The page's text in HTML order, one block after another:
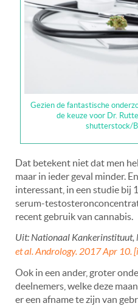
Gezien de fantastische
de keuze voor Dr.
shutterstock/
Dat betekent niet dat men
maar in ieder geval minder.
interessant, in een studie bij
serum-
recent gebruik van cannabis.
Uit: Nationaal Kankerinstituut,
et al. Andrology. 2017 Apr 10.
Ook in een ander, groter
deelnemers, welke deze
er een afname te zijn van